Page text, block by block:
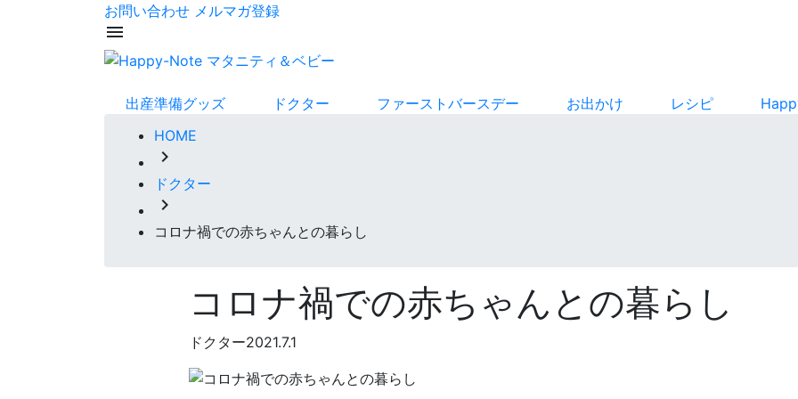
お問い合わせ メルマガ登録
menu
出産準備グッズ ドクター ファーストバースデー お出かけ レシピ
HOME
chevron_right
ドクター
chevron_right
コロナ禍での赤ちゃんとの暮らし
コロナ禍での赤ちゃんとの暮らし
ドクター2021.7.1